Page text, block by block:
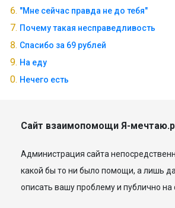
"Мне сейчас правда не до тебя"
Почему такая несправедливость
Спасибо за 69 рублей
На еду
Нечего есть
Сайт взаимопомощи Я-
Администрация сайта
какой бы то ни было помощи, а лишь
описать вашу проблему и публично на